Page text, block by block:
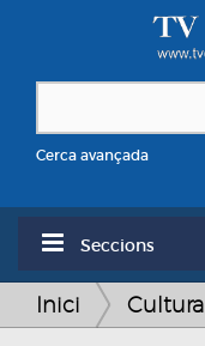
Cerca avançada
Seccions
Inici Cultura